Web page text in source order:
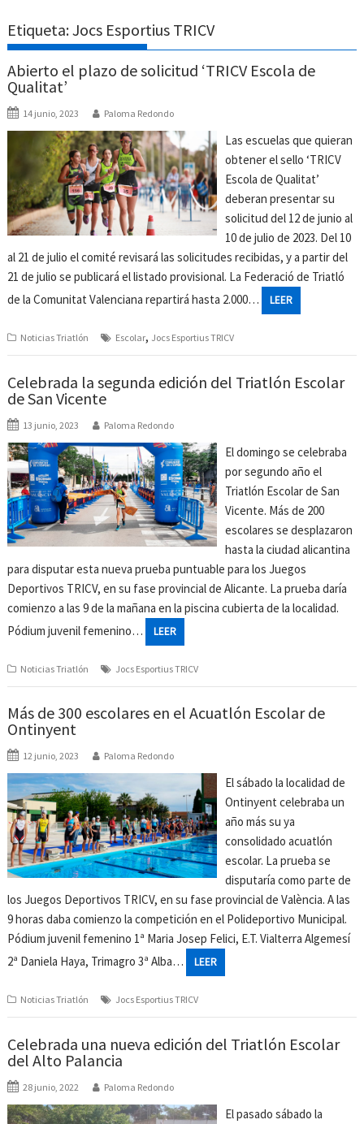
Etiqueta:Jocs Esportius TRICV
Abierto el plazo de solicitud ‘TRICV Escola de
Qualitat’
14 junio, 2023 Paloma Redondo
Las escuelas que quieran
obtener el sello ‘TRICV
Escola de Qualitat’
deberan presentar su
solicitud del 12 de junio al
10 de julio de 2023. Del 10
al 21 de julio el comité revisará las solicitudes recibidas, y a partir del
21 de julio se publicará el listado provisional. La Federació de Triatló
de la Comunitat Valenciana repartirá hasta 2.000…
LEER
Noticias Triatlón Escolar, Jocs Esportius TRICV
Celebrada la segunda edición del Triatlón Escolar
de San Vicente
13 junio, 2023 Paloma Redondo
El domingo se celebraba
por segundo año el
Triatlón Escolar de San
Vicente. Más de 200
escolares se desplazaron
hasta la ciudad alicantina
para disputar esta nueva prueba puntuable para los Juegos
Deportivos TRICV, en su fase provincial de Alicante. La prueba daría
comienzo a las 9 de la mañana en la piscina cubierta de la localidad.
Pódium juvenil femenino…
LEER
Noticias Triatlón Jocs Esportius TRICV
Más de 300 escolares en el Acuatlón Escolar de
Ontinyent
12 junio, 2023 Paloma Redondo
El sábado la localidad de
Ontinyent celebraba un
año más su ya
consolidado acuatlón
escolar. La prueba se
disputaría como parte de
los Juegos Deportivos TRICV, en su fase provincial de València. A las
9 horas daba comienzo la competición en el Polideportivo Municipal.
Pódium juvenil femenino 1ª Maria Josep Felici, E.T. Vialterra Algemesí
2ª Daniela Haya, Trimagro 3ª Alba…
LEER
Noticias Triatlón Jocs Esportius TRICV
Celebrada una nueva edición del Triatlón Escolar
del Alto Palancia
28 junio, 2022 Paloma Redondo
El pasado sábado la